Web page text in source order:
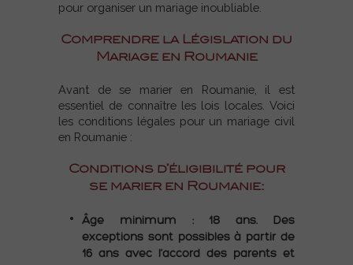
pour organiser un mariage inoubliable.
Comprendre la Législation du
Mariage en Roumanie
Avant de se marier en Roumanie, il est
essentiel de connaître les lois locales. Voici
les conditions légales pour un mariage civil
en Roumanie :
Conditions d’éligibilité pour
se marier en Roumanie:
Âge minimum : 18 ans. Des
exceptions sont possibles à partir de
16 ans avec l’accord des parents et